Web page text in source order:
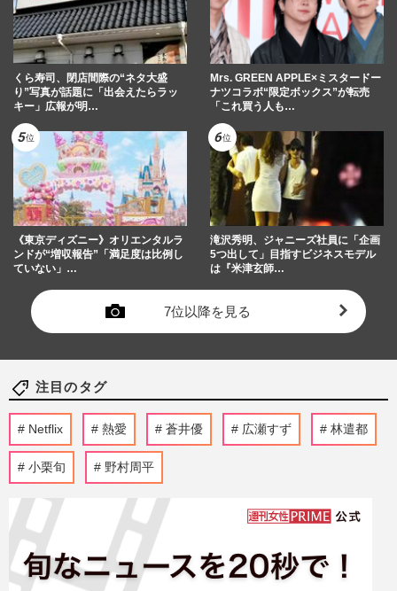
くら寿司、閉店間際の“ネタ大盛
り”写真が話題に「出会えたらラッ
キー」広報が明…
Mrs. GREEN APPLE×ミスタードー
ナツコラボ“限定ボックス”が転売
「これ買う人も…
《東京ディズニー》オリエンタルラ
ンドが“増収報告”「満足度は比例し
ていない」…
滝沢秀明、ジャニーズ社員に「企画
5つ出して」目指すビジネスモデル
は『米津玄師…
7位以降を見る
注目のタグ
Netflix 熱愛 蒼井優 広瀬すず 林遣都
小栗旬 野村周平